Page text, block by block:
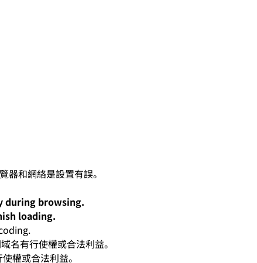
during browsing.
loading.
名有行使權或合法利益。
權或合法利益。